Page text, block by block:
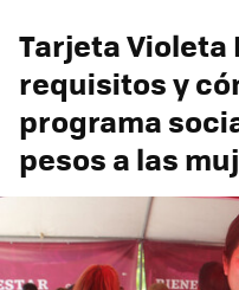
Tarjeta
requisitos y
programa
pesos a las